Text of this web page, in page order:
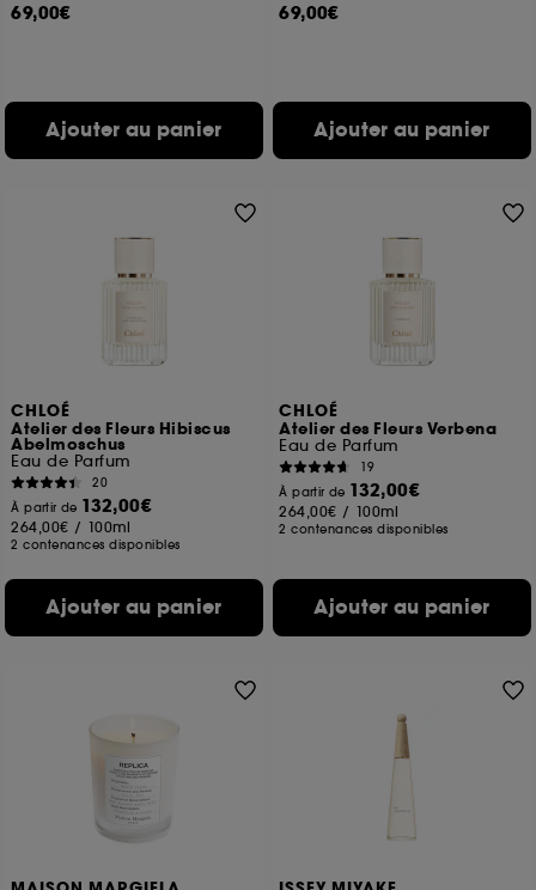
69,00€
Ajouter au panier
69,00€
Ajouter au panier
CHLOÉ
Atelier des Fleurs Hibiscus
Abelmoschus
Eau de Parfum
20
À partir de 132,00€
264,00€ / 100ml
2 contenances disponibles
Ajouter au panier
CHLOÉ
Atelier des Fleurs Verbena
Eau de Parfum
19
À partir de 132,00€
264,00€ / 100ml
2 contenances disponibles
Ajouter au panier